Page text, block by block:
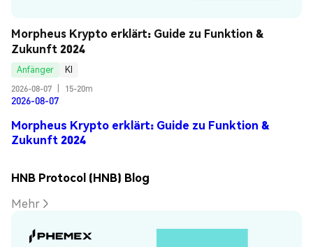
Morpheus Krypto erklärt: Guide zu Funktion &
Zukunft 2024
Anfänger
KI
2026-08-07
15-20m
2026-08-07
Morpheus Krypto erklärt: Guide zu Funktion &
Zukunft 2024
HNB Protocol (HNB) Blog
Mehr